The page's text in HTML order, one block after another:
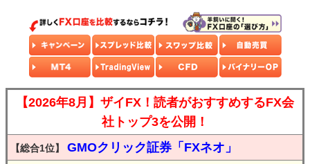
【2026年8月】ザイFX！読者がおすすめするFX会
社トップ3を公開！
【総合1位】 GMOクリック証券「FXネオ」